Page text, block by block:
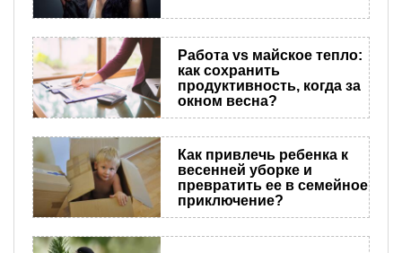
Работа vs майское тепло:
как сохранить
продуктивность, когда за
окном весна?
Как привлечь ребенка к
весенней уборке и
превратить ее в семейное
приключение?